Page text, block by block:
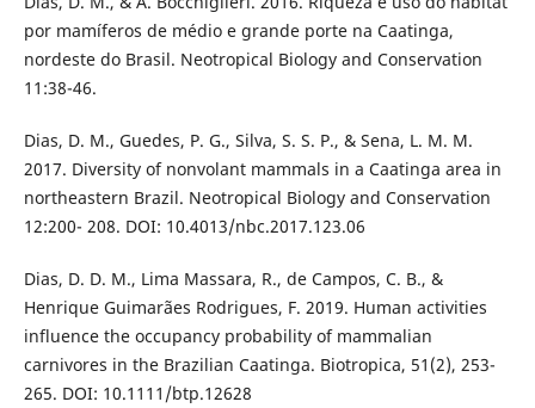
por mamíferos de médio e grande porte na Caatinga,
nordeste do Brasil. Neotropical Biology and Conservation
11:38-46.
Dias, D. M., Guedes, P. G., Silva, S. S. P., & Sena, L. M. M.
2017. Diversity of nonvolant mammals in a Caatinga area in
northeastern Brazil. Neotropical Biology and Conservation
12:200- 208. DOI: 10.4013/nbc.2017.123.06
Dias, D. D. M., Lima Massara, R., de Campos, C. B., &
Henrique Guimarães Rodrigues, F. 2019. Human activities
influence the occupancy probability of mammalian
carnivores in the Brazilian Caatinga. Biotropica, 51(2), 253-
265. DOI: 10.1111/btp.12628